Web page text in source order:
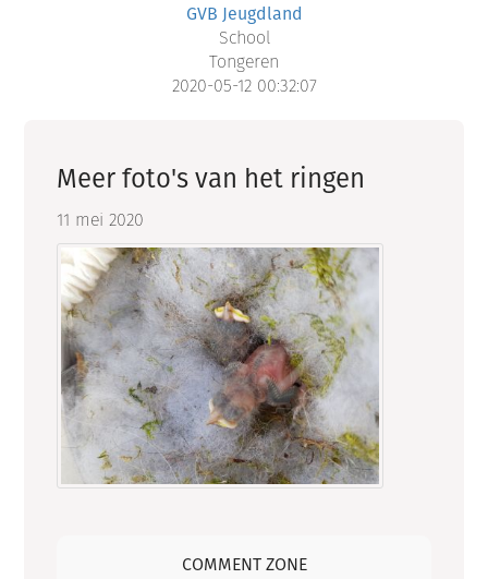
GVB Jeugdland
School
Tongeren
2020-05-12 00:32:07
Meer foto's van het ringen
11 mei 2020
COMMENT ZONE